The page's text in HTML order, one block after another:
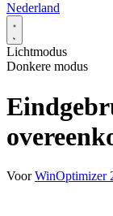
Nederland
Lichtmodus
Donkere modus
VoorWinOptimizer